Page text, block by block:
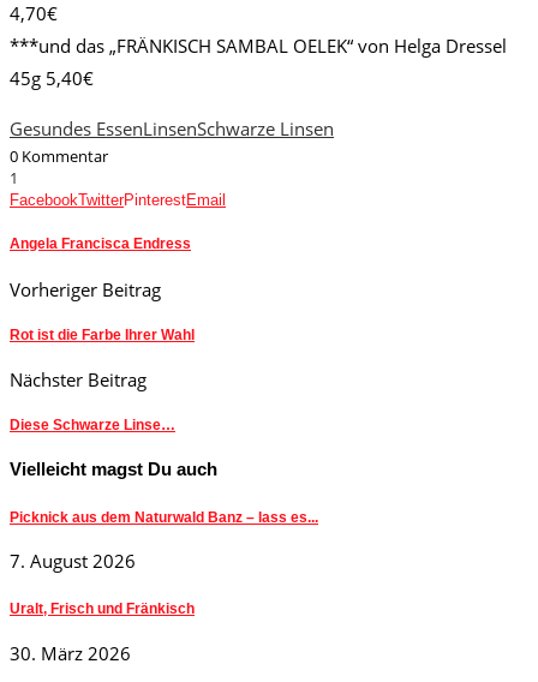
4,70€
***und das „FRÄNKISCH SAMBAL OELEK“ von Helga Dressel
45g 5,40€
Gesundes EssenLinsenSchwarze Linsen
0 Kommentar
1
FacebookTwitterPinterestEmail
Angela Francisca Endress
Vorheriger Beitrag
Rot ist die Farbe Ihrer Wahl
Nächster Beitrag
Diese Schwarze Linse…
Vielleicht magst Du auch
Picknick aus dem Naturwald Banz – lass es...
7. August 2026
Uralt, Frisch und Fränkisch
30. März 2026